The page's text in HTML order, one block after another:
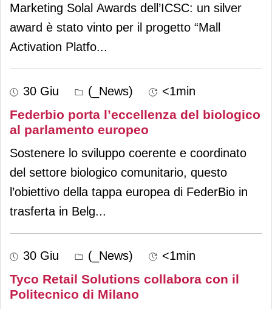
Marketing Solal Awards dell’ICSC: un silver
award è stato vinto per il progetto “Mall
Activation Platfo...
30 Giu (_News) <1min
Federbio porta l’eccellenza del biologico
al parlamento europeo
Sostenere lo sviluppo coerente e coordinato
del settore biologico comunitario, questo
l’obiettivo della tappa europea di FederBio in
trasferta in Belg...
30 Giu (_News) <1min
Tyco Retail Solutions collabora con il
Politecnico di Milano